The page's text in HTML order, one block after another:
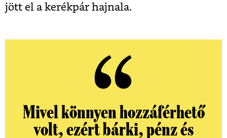
jött el a kerékpár hajnala.
Mivel könnyen hozzáférhető
volt, ezért bárki, pénz és